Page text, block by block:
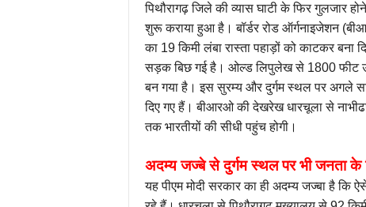
पिथौरागढ़ जिले की व्यास घाटी के फिर गुलजार
शुरू कराया हुआ है। बॉर्डर रोड ऑर्गनाइजेशन
का 19 किमी लंबा रास्ता पहाड़ों को काटकर
सड़क बिछ गई है। ओल्ड लिपुलेख से 1800 फीट
बन गया है। इस सुरम्य और दुर्गम स्थल पर अगले
दिए गए हैं। बीआरओ की देखरेख धारचूला से
तक भारतीयों की सीधी पहुंच होगी।
अदम्य जज्बे से दुर्गम स्थल पर भी जनता के
यह पीएम मोदी सरकार का ही अदम्य जज्बा है कि